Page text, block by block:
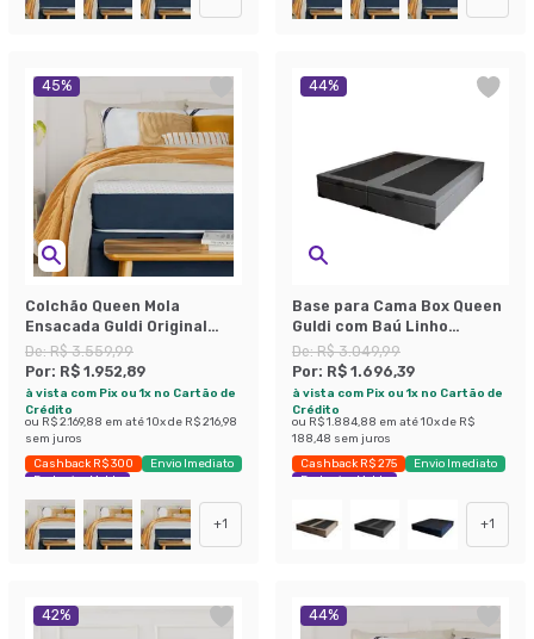
45%
Colchão Queen Mola
Ensacada Guldi Original
Firme (25x158x198) Azul e
Branco
De:R$ 3.559,99
Por: R$ 1.952,89
à vista com Pix ou 1x no Cartão de
Crédito
ou R$ 2.169,88 em até10x de R$ 216,98
sem juros
Cashback R$ 300
Envio Imediato
Exclusivo Mobly
+1
44%
Base para Cama Box Queen
Guldi com Baú Linho
(47x158x198 cm) Cinza
De:R$ 3.049,99
Por: R$ 1.696,39
à vista com Pix ou 1x no Cartão de
Crédito
ou R$ 1.884,88 em até10x de R$
188,48 sem juros
Cashback R$ 275
Envio Imediato
Exclusivo Mobly
+1
42% 44%